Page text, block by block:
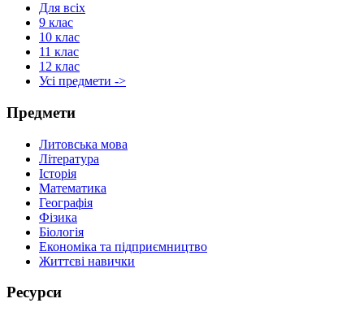
Для всіх
9 клас
10 клас
11 клас
12 клас
Усі предмети ->
Предмети
Литовська мова
Література
Історія
Математика
Географія
Фізика
Біологія
Економіка та підприємництво
Життєві навички
Ресурси